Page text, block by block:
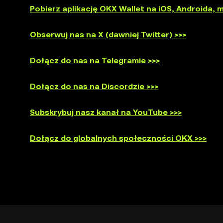
Pobierz aplikację OKX Wallet na iOS, Androida,
Obserwuj nas na X (dawniej Twitter) >>>
Dołącz do nas na Telegramie >>>
Dołącz do nas na Discordzie >>>
Subskrybuj nasz kanał na YouTube >>>
Dołącz do globalnych społeczności OKX >>>